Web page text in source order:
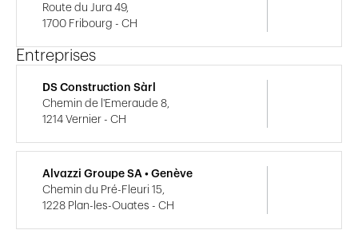
Route du Jura 49,
1700 Fribourg - CH
Entreprises
DS Construction Sàrl
Chemin de l'Emeraude 8,
1214 Vernier - CH
Alvazzi Groupe SA • Genève
Chemin du Pré-Fleuri 15,
1228 Plan-les-Ouates - CH